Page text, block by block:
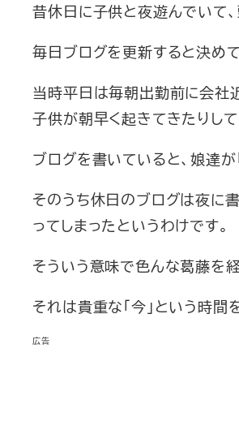
昔休日に子供と夜遊んでいて
毎日ブログを更新すると決め
当時平日は毎朝出勤前に会社
子供が朝早く起きてきたりし
ブログを書いていると、娘達
そのうち休日のブログは夜に
ってしまったというわけです。
そういう意味で色んな葛藤を
それは貴重な「今」という時
広告